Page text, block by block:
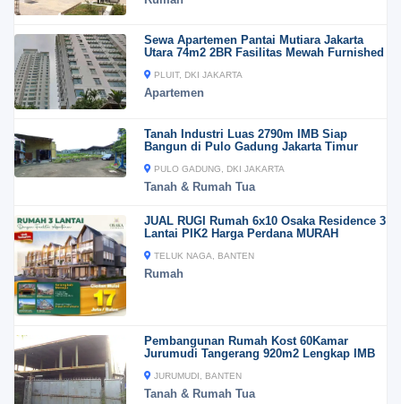
Sewa Apartemen Pantai Mutiara Jakarta
Utara 74m2 2BR Fasilitas Mewah Furnished
PLUIT, DKI JAKARTA
Apartemen
Tanah Industri Luas 2790m IMB Siap
Bangun di Pulo Gadung Jakarta Timur
PULO GADUNG, DKI JAKARTA
Tanah & Rumah Tua
JUAL RUGI Rumah 6x10 Osaka Residence 3
Lantai PIK2 Harga Perdana MURAH
TELUK NAGA, BANTEN
Rumah
Pembangunan Rumah Kost 60Kamar
Jurumudi Tangerang 920m2 Lengkap IMB
JURUMUDI, BANTEN
Tanah & Rumah Tua